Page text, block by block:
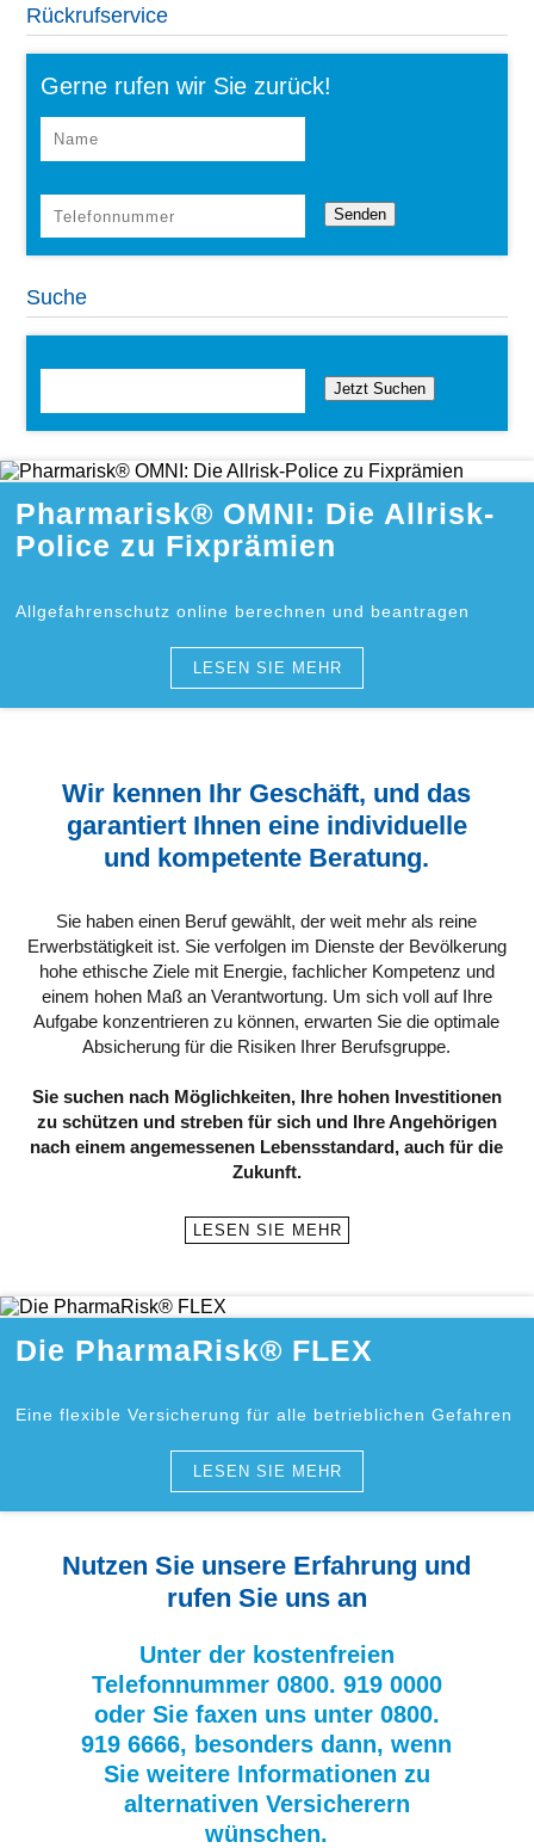
Rückrufservice
Gerne rufen wir Sie zurück!
Suche
Jetzt Suchen
Pharmarisk® OMNI: Die Allrisk-
Police zu Fixprämien
Allgefahrenschutz online berechnen und beantragen
LESEN SIE MEHR
Wir kennen Ihr Geschäft, und das
garantiert Ihnen eine individuelle
und kompetente Beratung.
Sie haben einen Beruf gewählt, der weit mehr als reine
Erwerbstätigkeit ist. Sie verfolgen im Dienste der Bevölkerung
hohe ethische Ziele mit Energie, fachlicher Kompetenz und
einem hohen Maß an Verantwortung. Um sich voll auf Ihre
Aufgabe konzentrieren zu können, erwarten Sie die optimale
Absicherung für die Risiken Ihrer Berufsgruppe.
Sie suchen nach Möglichkeiten, Ihre hohen Investitionen
zu schützen und streben für sich und Ihre Angehörigen
nach einem angemessenen Lebensstandard, auch für die
Zukunft.
LESEN SIE MEHR
Die PharmaRisk® FLEX
Eine flexible Versicherung für alle betrieblichen Gefahren
LESEN SIE MEHR
Nutzen Sie unsere Erfahrung und
rufen Sie uns an
Unter der kostenfreien
Telefonnummer 0800. 919 0000
oder Sie faxen uns unter 0800.
919 6666, besonders dann, wenn
Sie weitere Informationen zu
alternativen Versicherern
wünschen.